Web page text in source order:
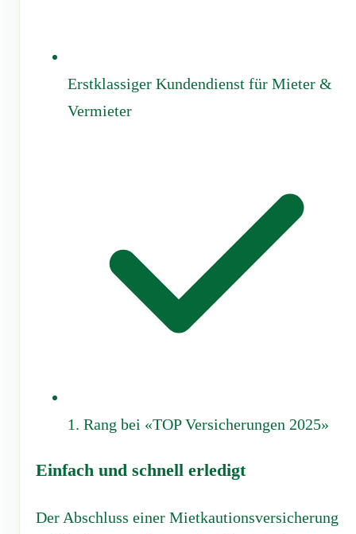
Erstklassiger Kundendienst für Mieter &
Vermieter
1. Rang bei «TOP Versicherungen 2025»
Einfach und schnell erledigt
Der Abschluss einer Mietkautionsversicherung